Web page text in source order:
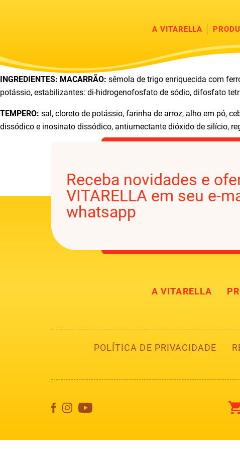
A VITARELLA
INGREDIENTES: MACARRÃO: sêmola de trigo enriquecida com
potássio, estabilizantes: di-hidrogenofosfato de sódio, difosfato
TEMPERO: sal, cloreto de potássio, farinha de arroz, alho em pó,
dissódico e inosinato dissódico, antiumectante dióxido de silício,
Receba novidades e
VITARELLA em seu e-
whatsapp
A VITARELLA
POLÍTICA DE PRIVACIDADE